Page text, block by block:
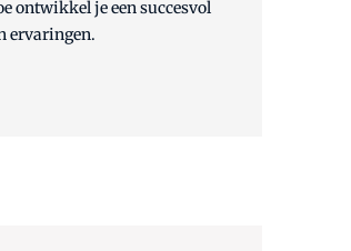
ontwikkel je een succesvol
ervaringen.